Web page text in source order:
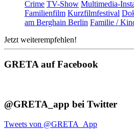
Crime TV-Show Multimedia-
Familienfilm Kurzfilmfestival
am Berghain Berlin Familie /
Jetzt weiterempfehlen!
GRETA auf Facebook
@GRETA_app bei Twitter
Tweets von @GRETA_App